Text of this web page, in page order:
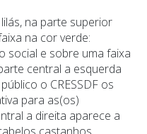
na parte superior
na cor verde:
social e sobre uma faixa
central a esquerda
o CRESSDF os
para as(os)
a direita aparece a